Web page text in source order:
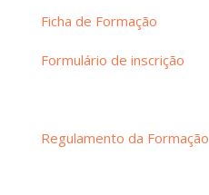
Ficha de Formação
Formulário de inscrição
Regulamento da Formação